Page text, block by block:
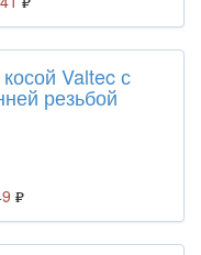
Valtec с
резьбой